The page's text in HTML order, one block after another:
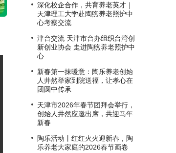
深化校企合作，共育养老英才｜
天津理工大学赴陶煦养老照护中
心考察交流
津台交流 天津市台办组织台湾创
新创业协会 走进陶煦养老照护中
心
新春第一抹暖意：陶乐养老创始
人井然举家到院送福，让孝心在
团圆中传承
天津市2026年春节团拜会举行，
创始人井然应邀出席，共迎马年
新春
陶乐活动丨红红火火迎新春，陶
乐养老大家庭的2026春节画卷